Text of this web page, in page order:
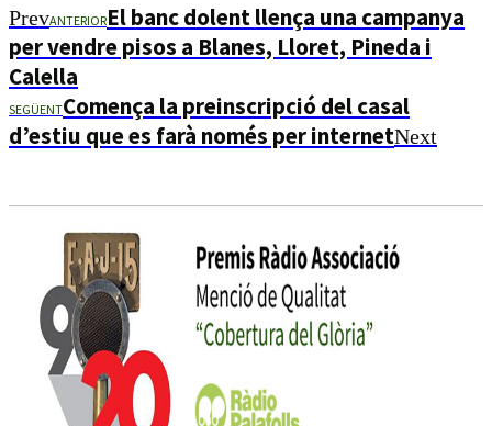
PrevANTERIOREl banc dolent llença una campanya
per vendre pisos a Blanes, Lloret, Pineda i
Calella
SEGÜENTComença la preinscripció del casal
d’estiu que es farà només per internetNext